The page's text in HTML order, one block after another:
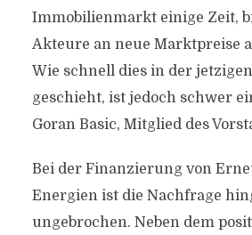
Immobilienmarkt einige Zeit,
Akteure an neue Marktpreise
Wie schnell dies in der
geschieht, ist jedoch schwer
Goran Basic, Mitglied des
Bei der Finanzierung von
Energien ist die Nachfrage
ungebrochen. Neben dem